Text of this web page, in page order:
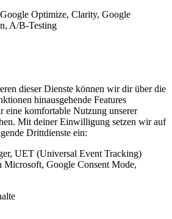
Optimize, Clarity, Google
A/B-Testing
dieser Dienste können wir dir über die
hinausgehende Features
eine komfortable Nutzung unserer
Mit deiner Einwilligung setzen wir auf
Drittdienste ein:
UET (Universal Event Tracking)
Microsoft, Google Consent Mode,